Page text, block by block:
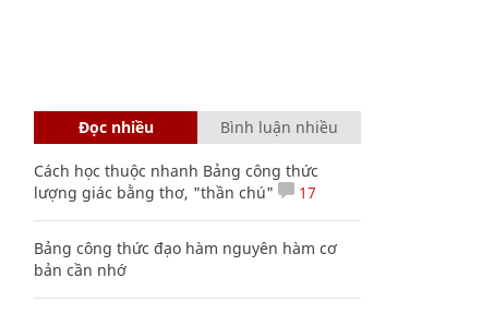
Đọc nhiều Bình luận nhiều
Cách học thuộc nhanh Bảng công thức
lượng giác bằng thơ, "thần chú"
17
Bảng công thức đạo hàm nguyên hàm cơ
bản cần nhớ